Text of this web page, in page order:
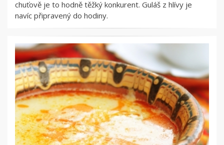
chuťově je to hodně těžký konkurent. Guláš z hlívy je
navíc připravený do hodiny.